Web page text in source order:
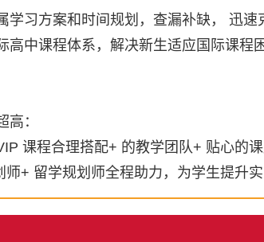
学习方案和时间规划，查漏补缺， 迅速
高中课程体系，解决新生适应国际课程
：
课程合理搭配+ 的教学团队+ 贴心的
师+ 留学规划师全程助力，为学生提升